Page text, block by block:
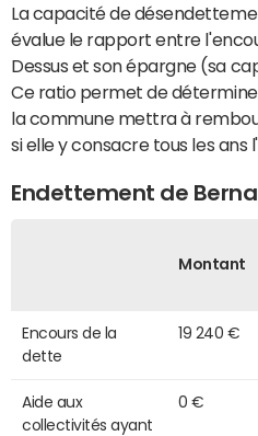
La capacité de
évalue le rapport entre
Dessus et son épargne (sa
Ce ratio permet de
la commune mettra à
si elle y consacre tous les ans
Endettement de
Montant
Encours de la
dette
19 240 €
Aide aux
collectivités ayant
0 €